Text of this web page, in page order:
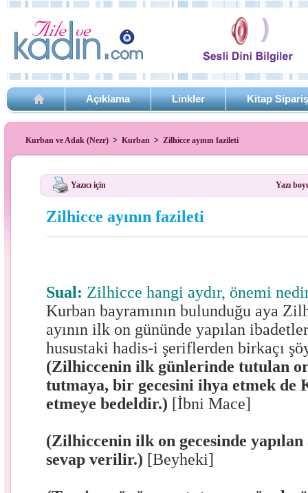
Açıklama Linkler Kitap
Kurban ve Adak (Nezr) > Kurban > Zilhicce ayının fazileti
Yazıcı için Yazı
Zilhicce ayının fazileti
Sual: Zilhicce hangi aydır, önemi
Kurban bayramının bulunduğu aya
ayının ilk on gününde yapılan
husustaki hadis-i şeriflerden birkaçı
(Zilhiccenin ilk günlerinde tutulan
tutmaya, bir gecesini ihya etmek de
etmeye bedeldir.) [İbni Mace]
(Zilhiccenin ilk on gecesinde
sevap verilir.) [Beyheki]